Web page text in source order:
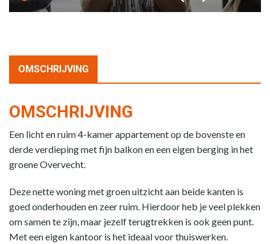
OMSCHRIJVING
OMSCHRIJVING
Een licht en ruim 4-kamer appartement op de bovenste en
derde verdieping met fijn balkon en een eigen berging in het
groene Overvecht.
Deze nette woning met groen uitzicht aan beide kanten is
goed onderhouden en zeer ruim. Hierdoor heb je veel plekken
om samen te zijn, maar jezelf terugtrekken is ook geen punt.
Met een eigen kantoor is het ideaal voor thuiswerken.